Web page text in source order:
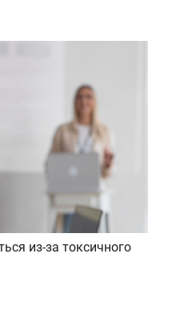
из-за токсичного